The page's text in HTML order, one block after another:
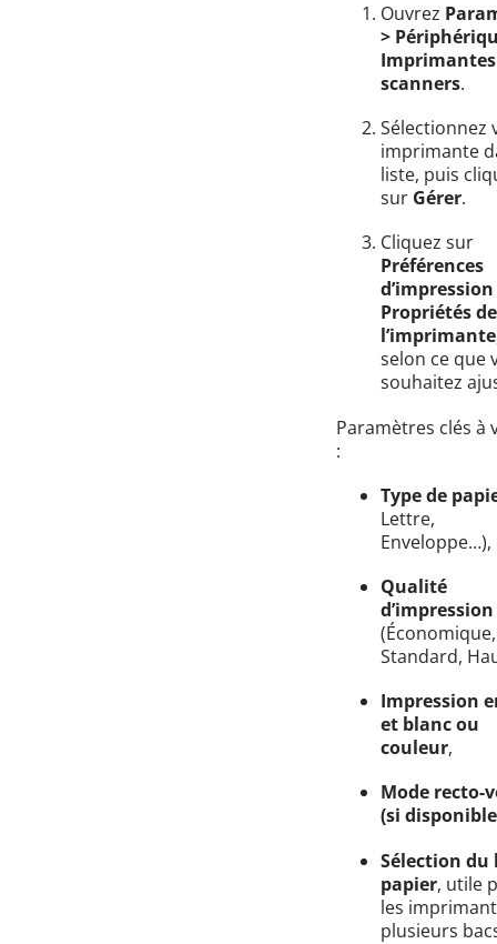
Ouvrez
>
scanners.
Sélectionnez
imprimante
liste, puis
sur Gérer.
Cliquez sur
Préférences
d’impression
Propriétés de
l’imprimante
selon ce que
souhaitez
Paramètres clés à
:
Type de
Lettre,
Enveloppe…),
Qualité
d’impression
(Économique,
Standard,
Impression
et blanc ou
couleur,
Mode recto-
(si
Sélection du
papier, utile
les
plusieurs